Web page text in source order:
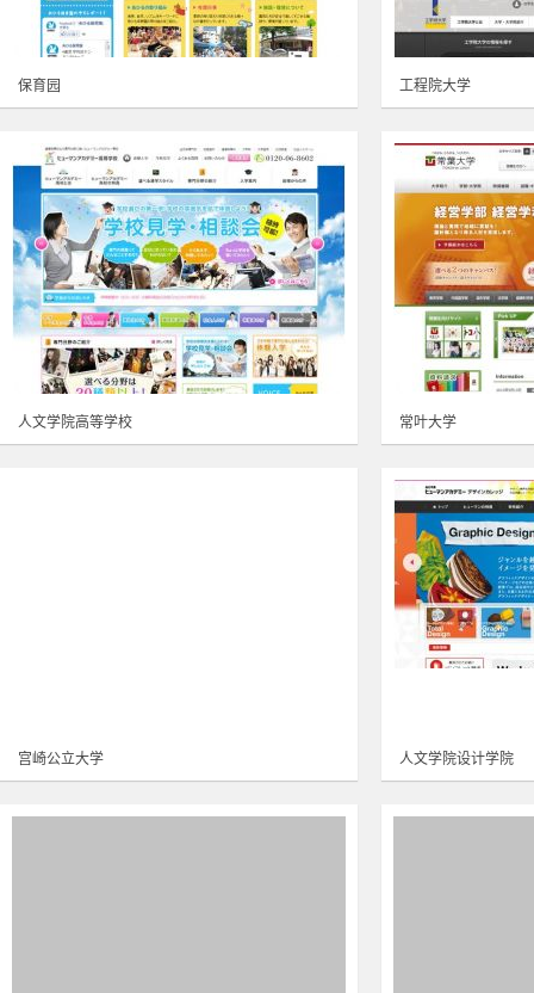
保育园 工程院大学
人文学院高等学校 常叶大学
宫崎公立大学 人文学院设计学院